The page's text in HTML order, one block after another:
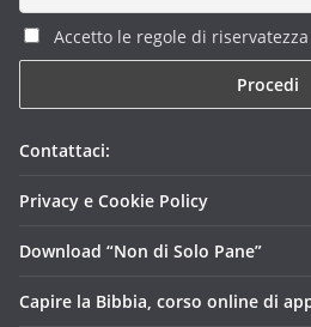
Accetto le regole di
Contattaci:
Privacy e Cookie Policy
Download “Non di Solo Pane”
Capire la Bibbia, corso online di